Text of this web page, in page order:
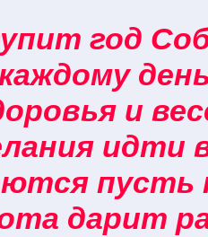
год
и
идти
пусть
дарит